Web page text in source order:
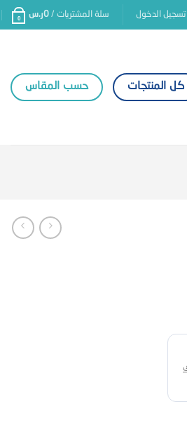
تسجيل الدخول سلة المشتريات / 0ر.س 0
كل المنتجات حسب المقاس